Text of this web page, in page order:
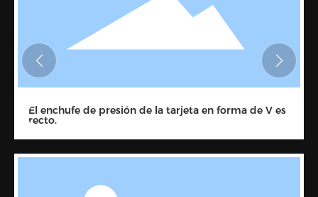
El enchufe de presión de la tarjeta en forma de V es
recto.